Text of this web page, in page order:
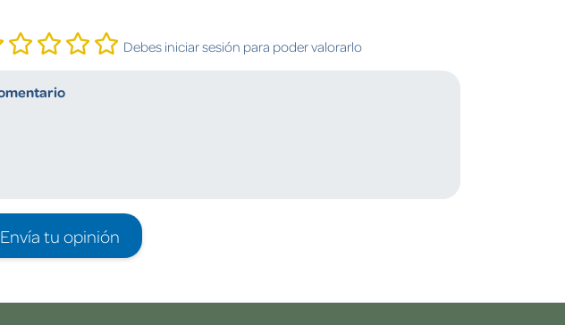
Debes iniciar sesión para poder valorarlo
Envía tu opinión